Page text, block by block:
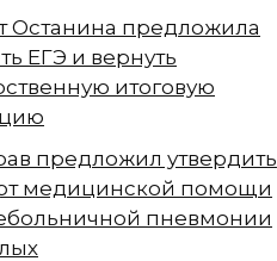
Останина предложила
ЕГЭ и вернуть
итоговую
предложил утвердить
медицинской помощи
пневмонии